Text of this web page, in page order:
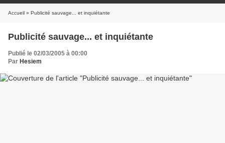
Accueil » Publicité sauvage... et inquiétante
Publicité sauvage... et inquiétante
Publié le 02/03/2005 à 00:00
Par Hesiem